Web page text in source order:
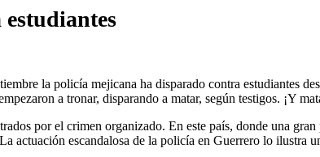
la policía mejicana ha disparado contra estudiantes
a tronar, disparando a matar, según testigos. ¡Y
por el crimen organizado. En este país, donde una
actuación escandalosa de la policía en Guerrero lo ilustra